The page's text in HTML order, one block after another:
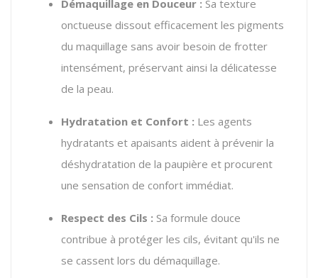
Démaquillage en Douceur : Sa texture
onctueuse dissout efficacement les pigments
du maquillage sans avoir besoin de frotter
intensément, préservant ainsi la délicatesse
de la peau.
Hydratation et Confort : Les agents
hydratants et apaisants aident à prévenir la
déshydratation de la paupière et procurent
une sensation de confort immédiat.
Respect des Cils : Sa formule douce
contribue à protéger les cils, évitant qu'ils ne
se cassent lors du démaquillage.